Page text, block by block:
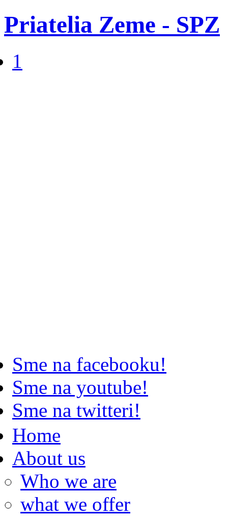
Priatelia Zeme - SPZ
1
Sme na facebooku!
Sme na youtube!
Sme na twitteri!
Home
About us
Who we are
what we offer